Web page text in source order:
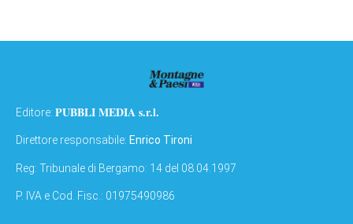
Editore: PUBBLI MEDIA s.r.l.
Direttore responsabile: Enrico Tironi
Reg: Tribunale di Bergamo: 14 del 08.04.1997
P. IVA e Cod. Fisc.: 01975490986